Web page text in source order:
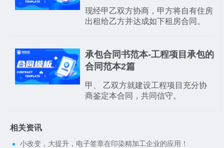
现经甲乙双方协商，甲方将自有住房
出租给乙方并达成如下租房合同。
承包合同书范本-工程项目承包的
合同范本2篇
甲、 乙双方就建设工程项目充分协
商鉴定本合同，共同信守。
相关资讯
小改变，大提升，电子签章在印染精加工企业的应用！